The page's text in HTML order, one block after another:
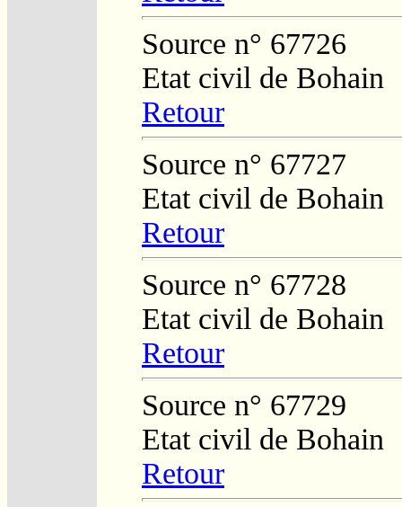
Source n° 67726
Etat civil de Bohain
Retour
Source n° 67727
Etat civil de Bohain
Retour
Source n° 67728
Etat civil de Bohain
Retour
Source n° 67729
Etat civil de Bohain
Retour